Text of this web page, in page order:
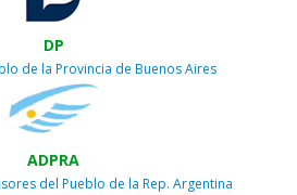
DP
de la Provincia de Buenos Aires
ADPRA
del Pueblo de la Rep. Argentina